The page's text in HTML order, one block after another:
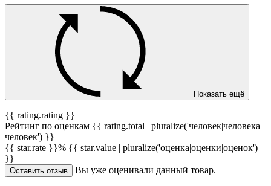
Показать ещё
{{ rating.rating }}
Рейтинг по оценкам {{ rating.total | pluralize('человек|человека|
человек') }}
{{ star.rate }}% {{ star.value | pluralize('оценка|оценки|оценок')
}}
Оставить отзыв Вы уже оценивали данный товар.